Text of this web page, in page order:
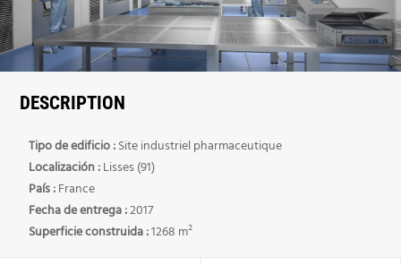
DESCRIPTION
Tipo de edificio :Site industriel pharmaceutique
Localización :Lisses (91)
País :France
Fecha de entrega :2017
Superficie construida :1268 m²